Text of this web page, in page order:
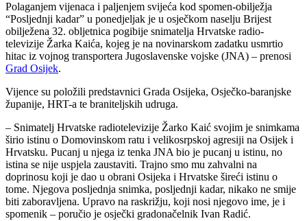
Polaganjem vijenaca i paljenjem svijeća kod spomen-obilježja
“Posljednji kadar” u ponedjeljak je u osječkom naselju Brijest
obilježena 32. obljetnica pogibije snimatelja Hrvatske radio-
televizije Žarka Kaića, kojeg je na novinarskom zadatku usmrtio
hitac iz vojnog transportera Jugoslavenske vojske (JNA) – prenosi
Grad Osijek.
Vijence su položili predstavnici Grada Osijeka, Osječko-baranjske
županije, HRT-a te braniteljskih udruga.
– Snimatelj Hrvatske radiotelevizije Žarko Kaić svojim je snimkama
širio istinu o Domovinskom ratu i velikosrpskoj agresiji na Osijek i
Hrvatsku. Pucanj u njega iz tenka JNA bio je pucanj u istinu, no
istina se nije uspjela zaustaviti. Trajno smo mu zahvalni na
doprinosu koji je dao u obrani Osijeka i Hrvatske šireći istinu o
tome. Njegova posljednja snimka, posljednji kadar, nikako ne smije
biti zaboravljena. Upravo na raskrižju, koji nosi njegovo ime, je i
spomenik – poručio je osječki gradonačelnik Ivan Radić.